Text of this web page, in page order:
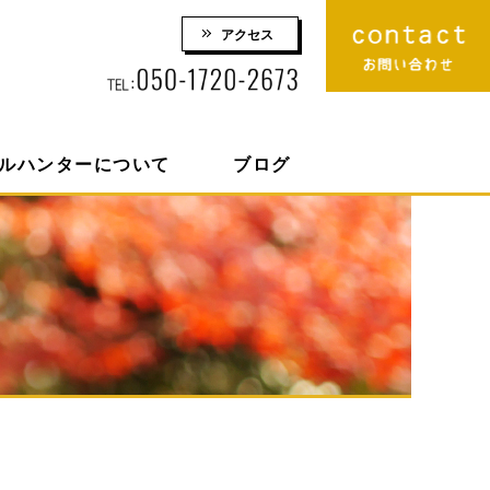
ロケーション撮影 株式会社スマイルハンター
アクセス
ハンターについて ブログ